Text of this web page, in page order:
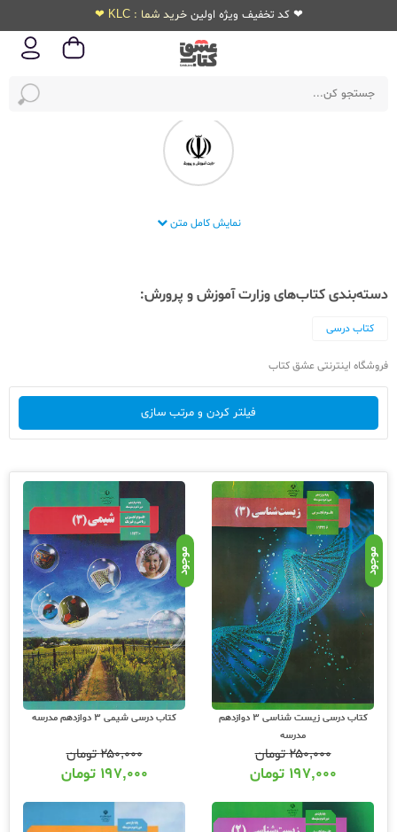
❤ کد تخفیف ویژه اولین خرید شما : KLC ❤
انتشارات وزارت آموزش و پرورش
نمایش کامل متن
دسته‌بندی کتاب‌های وزارت آموزش و پرورش:
کتاب درسی
فروشگاه اینترنتی عشق کتاب
فیلتر کردن و مرتب سازی
موجود
کتاب درسی زیست شناسی 3 دوازدهم
مدرسه
۲۵۰,۰۰۰تومان
۱۹۷,۰۰۰ تومان
موجود
کتاب درسی شیمی 3 دوازدهم مدرسه
۲۵۰,۰۰۰تومان
۱۹۷,۰۰۰ تومان